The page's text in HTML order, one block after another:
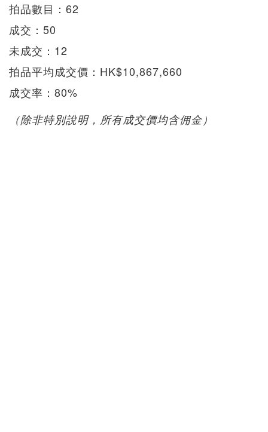
拍品數目：62
成交：50
未成交：12
拍品平均成交價：HK$10,867,660
成交率：80%
（除非特別說明，所有成交價均含佣金）